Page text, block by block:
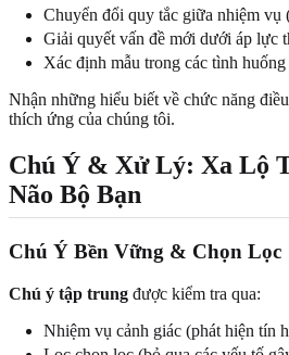
Chuyển đổi quy tắc giữa nhiệm vụ
Giải quyết vấn đề mới dưới áp lực
Xác định mẫu trong các tình
Nhận những hiểu biết về chức năng
thích ứng của chúng tôi.
Chú Ý & Xử Lý: Xa Lộ
Não Bộ Bạn
Chú Ý Bền Vững & Chọn Lọc
Chú ý tập trung được kiểm tra qua:
Nhiệm vụ cảnh giác (phát hiện tín